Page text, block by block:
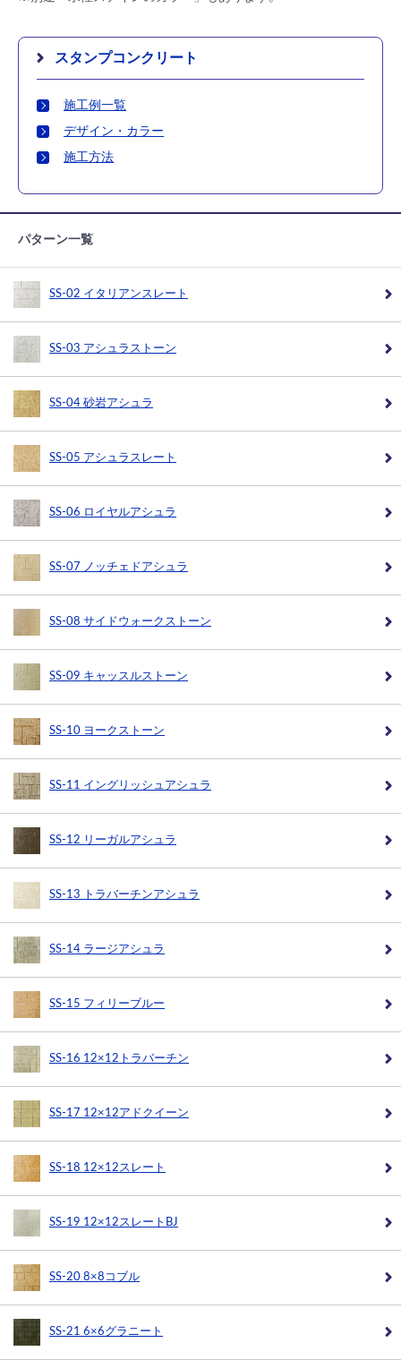
スタンプコンクリート
施工例一覧
デザイン・カラー
施工方法
パターン一覧
SS-02 イタリアンスレート
SS-03 アシュラストーン
SS-04 砂岩アシュラ
SS-05 アシュラスレート
SS-06 ロイヤルアシュラ
SS-07 ノッチェドアシュラ
SS-08 サイドウォークストーン
SS-09 キャッスルストーン
SS-10 ヨークストーン
SS-11 イングリッシュアシュラ
SS-12 リーガルアシュラ
SS-13 トラバーチンアシュラ
SS-14 ラージアシュラ
SS-15 フィリーブルー
SS-16 12×12トラバーチン
SS-17 12×12アドクイーン
SS-18 12×12スレート
SS-19 12×12スレートBJ
SS-20 8×8コブル
SS-21 6×6グラニート